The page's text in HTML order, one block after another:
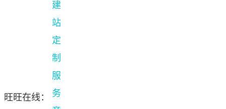
旺旺在线：